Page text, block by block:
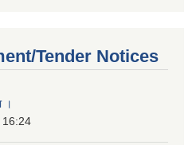
Tender Notices
।
16:24